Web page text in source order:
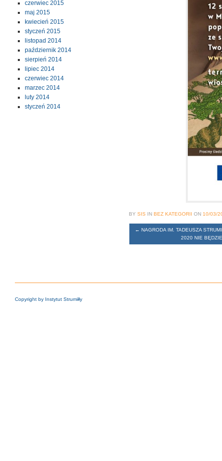
czerwiec 2015
maj 2015
kwiecień 2015
styczeń 2015
listopad 2014
październik 2014
sierpień 2014
lipiec 2014
czerwiec 2014
marzec 2014
luty 2014
styczeń 2014
BY SIS IN BEZ KATEGORII ON 10/03/
← NAGRODA IM. TADEUSZA
2020 NIE
Copyright by Instytut Strumiłły